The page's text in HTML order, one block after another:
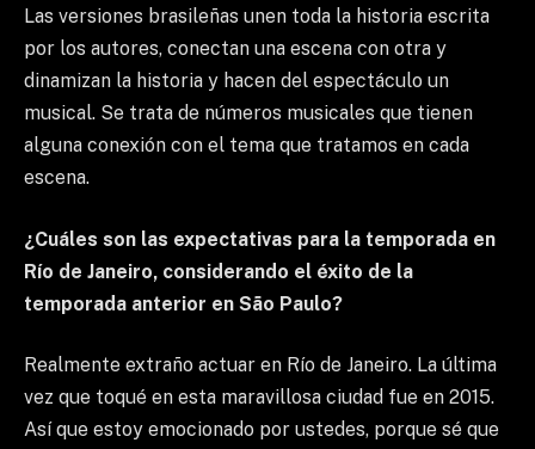
Las versiones brasileñas unen toda la historia escrita
por los autores, conectan una escena con otra y
dinamizan la historia y hacen del espectáculo un
musical. Se trata de números musicales que tienen
alguna conexión con el tema que tratamos en cada
escena.
¿Cuáles son las expectativas para la temporada en
Río de Janeiro, considerando el éxito de la
temporada anterior en São Paulo?
Realmente extraño actuar en Río de Janeiro. La última
vez que toqué en esta maravillosa ciudad fue en 2015.
Así que estoy emocionado por ustedes, porque sé que